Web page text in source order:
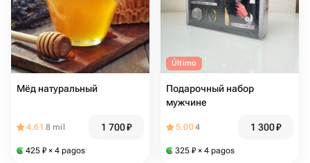
Мёд натуральный
4.61 8 mil 1 700₽
425 ₽ × 4 pagos
Último
Подарочный набор
мужчине
5.004 1 300₽
325 ₽ × 4 pagos